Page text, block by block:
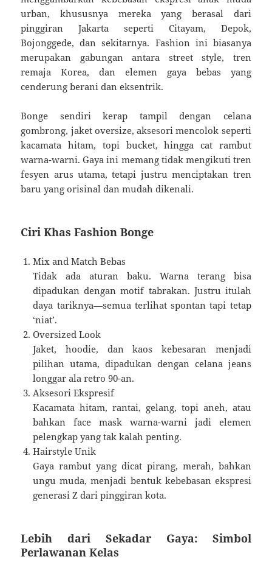
urban, khususnya mereka yang berasal dari
pinggiran Jakarta seperti Citayam, Depok,
Bojonggede, dan sekitarnya. Fashion ini biasanya
merupakan gabungan antara street style, tren
remaja Korea, dan elemen gaya bebas yang
cenderung berani dan eksentrik.
Bonge sendiri kerap tampil dengan celana
gombrong, jaket oversize, aksesori mencolok seperti
kacamata hitam, topi bucket, hingga cat rambut
warna-warni. Gaya ini memang tidak mengikuti tren
fesyen arus utama, tetapi justru menciptakan tren
baru yang orisinal dan mudah dikenali.
Ciri Khas Fashion Bonge
Mix and Match Bebas
Tidak ada aturan baku. Warna terang bisa
dipadukan dengan motif tabrakan. Justru itulah
daya tariknya—semua terlihat spontan tapi tetap
‘niat’.
Oversized Look
Jaket, hoodie, dan kaos kebesaran menjadi
pilihan utama, dipadukan dengan celana jeans
longgar ala retro 90-an.
Aksesori Ekspresif
Kacamata hitam, rantai, gelang, topi aneh, atau
bahkan face mask warna-warni jadi elemen
pelengkap yang tak kalah penting.
Hairstyle Unik
Gaya rambut yang dicat pirang, merah, bahkan
ungu muda, menjadi bentuk kebebasan ekspresi
generasi Z dari pinggiran kota.
Lebih dari Sekadar Gaya: Simbol
Perlawanan Kelas